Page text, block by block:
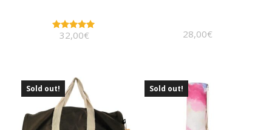
Βαθμολογήθηκε
32,00€ 28,00€
Sold out! Sold out!